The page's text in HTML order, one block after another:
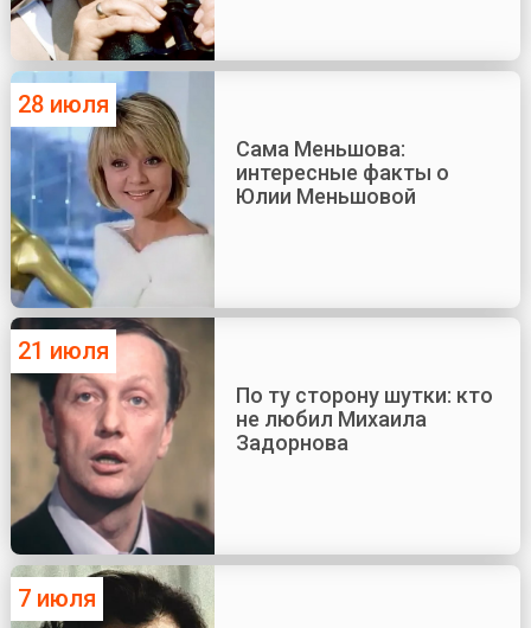
28 июля
Сама Меньшова:
интересные факты о
Юлии Меньшовой
21 июля
По ту сторону шутки: кто
не любил Михаила
Задорнова
7 июля